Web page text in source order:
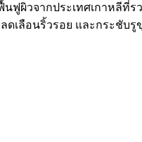
ฟูผิวจากประเทศเกาหลีที่
เลือนริ้วรอย และกระชับ